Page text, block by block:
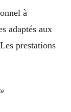
à
adaptés aux
prestations